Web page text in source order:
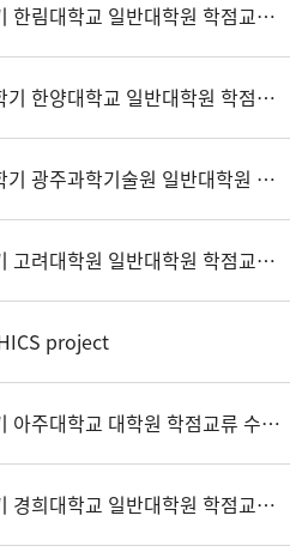
2026학년도 2학기 한림대학교 일반대학원 학점교류 안내
2026학년도 제2학기 한양대학교 일반대학원 학점교류 안내
2026학년도 제2학기 광주과학기술원 일반대학원 학점교류 수강신청 안내
2026학년도 2학기 고려대학원 일반대학원 학점교류 수강 안내
project
2026학년도 2학기 아주대학교 대학원 학점교류 수강안내
2026학년도 2학기 경희대학교 일반대학원 학점교류 안내